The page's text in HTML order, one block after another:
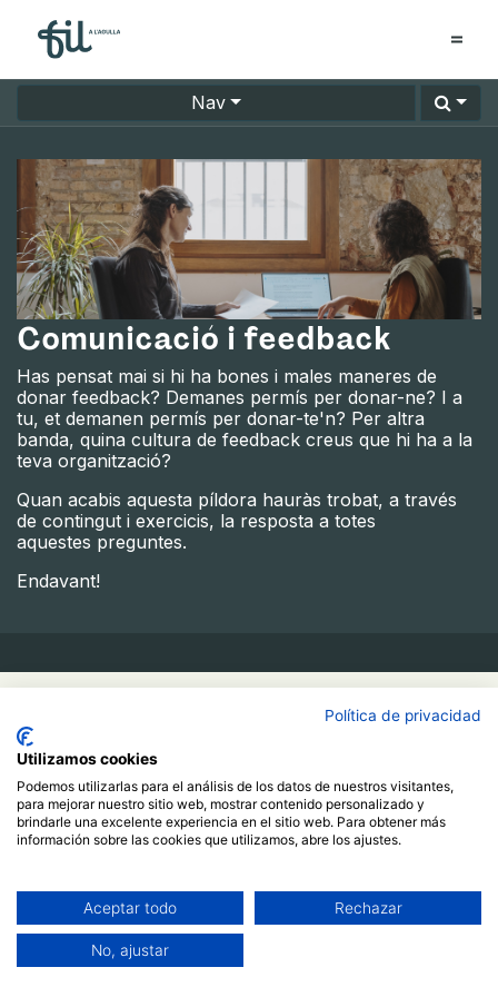
Nav
Comunicació i feedback
Has pensat mai si hi ha bones i males maneres de
donar feedback? Demanes permís per donar-ne? I a
tu, et demanen permís per donar-te'n? Per altra
banda, quina cultura de feedback creus que hi ha a la
teva organització?
Quan acabis aquesta píldora hauràs trobat, a través
de contingut i exercicis, la resposta a totes
aquestes preguntes.
Endavant!
Add to Cart
Course
Política de privacidad
Utilizamos cookies
Podemos utilizarlas para el análisis de los datos de nuestros visitantes,
para mejorar nuestro sitio web, mostrar contenido personalizado y
brindarle una excelente experiencia en el sitio web. Para obtener más
información sobre las cookies que utilizamos, abre los ajustes.
Aceptar todo Rechazar
No, ajustar